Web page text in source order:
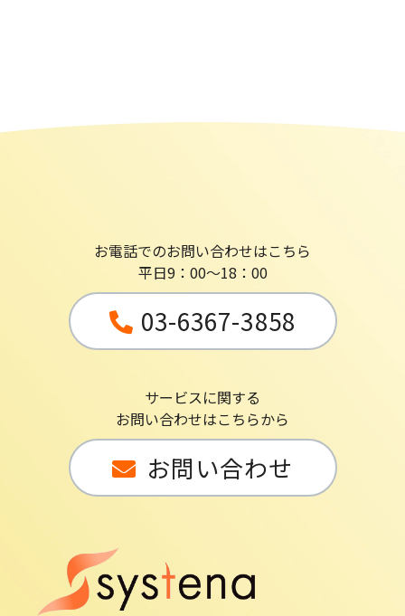
お電話でのお問い合わせはこちら
平日9：00～18：00
03-6367-3858
サービスに関する
お問い合わせはこちらから
お問い合わせ